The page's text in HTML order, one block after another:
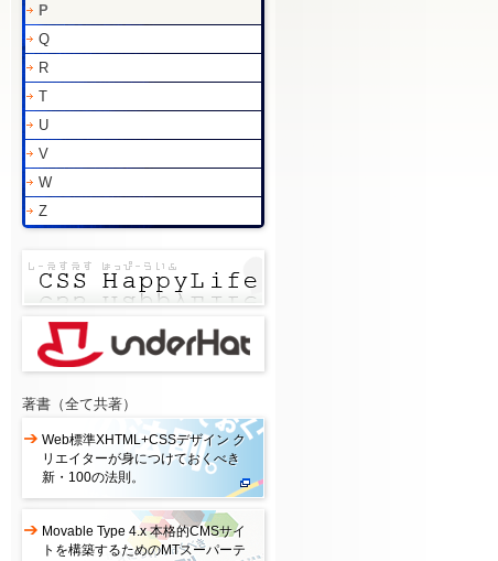
P
Q
R
T
U
V
W
Z
著書（全て共著）
Web標準XHTML+CSSデザイン ク
リエイターが身につけておくべき
新・100の法則。
Movable Type 4.x 本格的CMSサイ
トを構築するためのMTスーパーテ